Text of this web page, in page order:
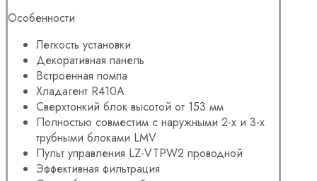
Особенности
Легкость установки
Декоративная панель
Встроенная помпа
Хладагент R410A
Сверхтонкий блок высотой от 153 мм
Полностью совместим с наружными 2-х и 3-х
трубными блоками LMV
Пульт управления LZ-VTPW2 проводной
Эффективная фильтрация